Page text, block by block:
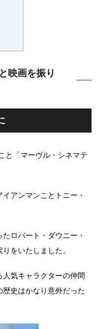
映画を振り
と「マーヴル・シネマテ
アンマンことトニー・
ロバート・ダウニー・
をいたしました。
気キャラクターの仲間
史はかなり意外だった